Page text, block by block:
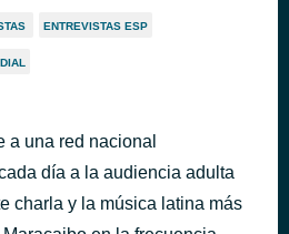
ENTREVISTAS ESP
a una red nacional
día a la audiencia adulta
charla y la música latina más